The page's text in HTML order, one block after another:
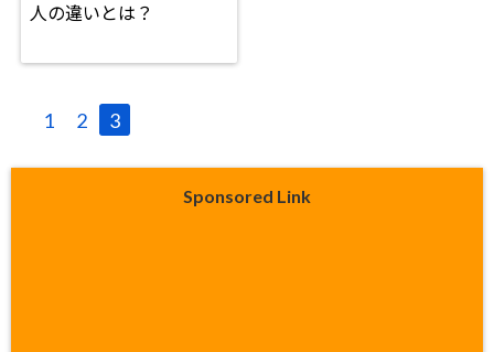
人の違いとは？
1 2 3
Sponsored Link